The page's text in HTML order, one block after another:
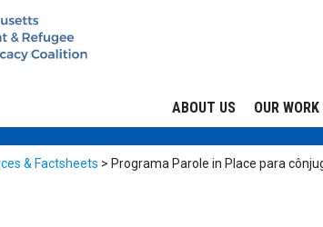
ABOUT US OUR WORK
& Factsheets > Programa Parole in Place para